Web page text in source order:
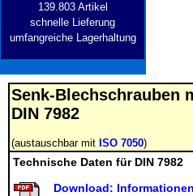
139.803 Artikel
schnelle Lieferung
umfangreiche Lagerhaltung
Senk-Blechschrauben
DIN 7982
(austauschbar mit ISO 7050)
Technische Daten für DIN 7982
Download: Informationen